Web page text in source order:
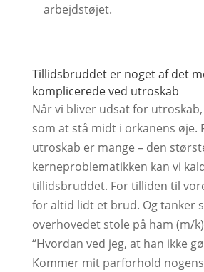
arbejdstøjet.
Tillidsbruddet er noget af det
komplicerede ved utroskab
Når vi bliver udsat for
som at stå midt i orkanens øje.
utroskab er mange – den
kerneproblematikken kan vi
tillidsbruddet. For tilliden til
for altid lidt et brud. Og tanker
overhovedet stole på ham (m/k)
“Hvordan ved jeg, at han ikke
Kommer mit parforhold